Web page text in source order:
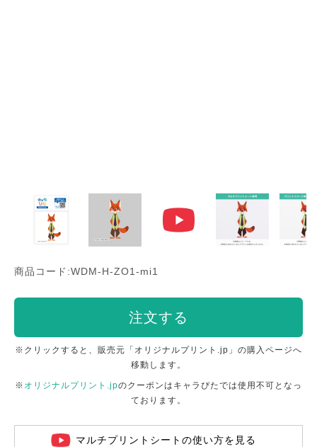
商品コード:WDM-H-ZO1-mi1
注文する
※クリックすると、販売元「オリジナルプリント.jp」の購入ページへ
移動します。
※ オリジナルプリント.jpのクーポンはキャラぴたでは使用不可となっ
ております。
マルチプリントシートの使い方を見る